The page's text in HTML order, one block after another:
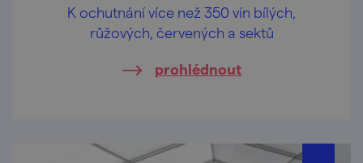
K ochutnání více než 350 vín bílých,
růžových, červených a sektů
prohlédnout